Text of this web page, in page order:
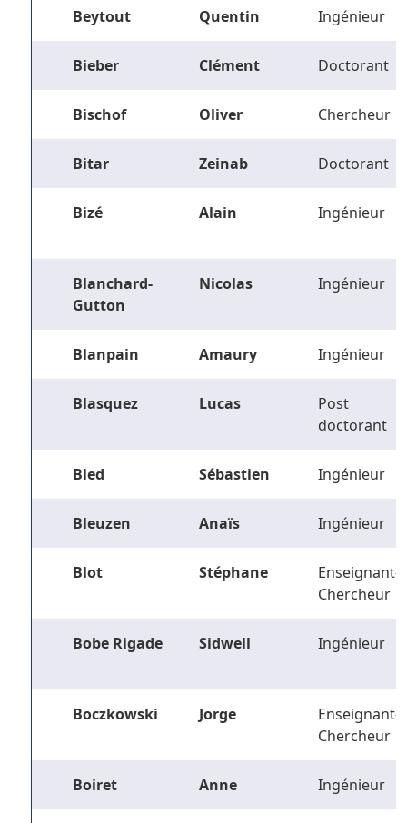
Beytout Quentin Ingénieur
Bieber Clément Doctorant
Bischof Oliver Chercheur
Bitar Zeinab Doctorant
Bizé Alain Ingénieur
Blanchard-
Gutton
Nicolas Ingénieur
Blanpain Amaury Ingénieur
Blasquez Lucas
Post
doctorant
Bled Sébastien Ingénieur
Bleuzen Anaïs Ingénieur
Blot Stéphane
Enseignant-
Chercheur
Bobe Rigade Sidwell Ingénieur
Boczkowski Jorge
Enseignant-
Chercheur
Boiret Anne Ingénieur